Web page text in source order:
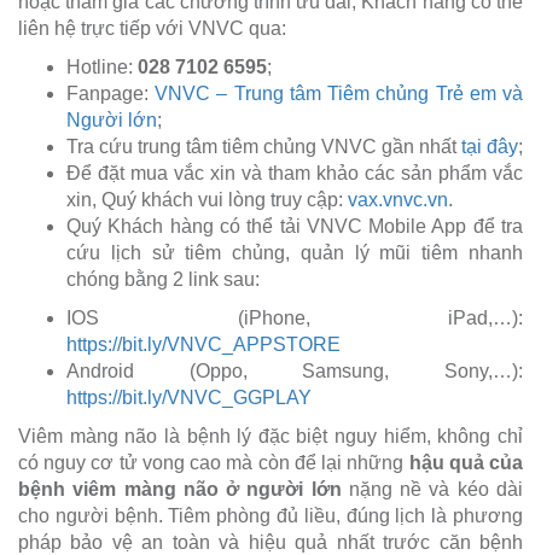
liên hệ trực tiếp với VNVC qua:
Hotline: 028 7102 6595;
Fanpage:VNVC – Trung tâm Tiêm chủng Trẻ em và
Người lớn;
Tra cứu trung tâm tiêm chủng VNVC gần nhấttại đây;
Để đặt mua vắc xin và tham khảo các sản phẩm vắc
xin, Quý khách vui lòng truy cập: vax.vnvc.vn.
Quý Khách hàng có thể tải VNVC Mobile App để tra
cứu lịch sử tiêm chủng, quản lý mũi tiêm nhanh
chóng bằng 2 link sau:
IOS (iPhone, iPad,…):
https://bit.ly/VNVC_APPSTORE
Android (Oppo, Samsung, Sony,…):
https://bit.ly/VNVC_GGPLAY
Viêm màng não là bệnh lý đặc biệt nguy hiểm, không chỉ
có nguy cơ tử vong cao mà còn để lại những hậu quả của
bệnh viêm màng não ở người lớn nặng nề và kéo dài
cho người bệnh. Tiêm phòng đủ liều, đúng lịch là phương
pháp bảo vệ an toàn và hiệu quả nhất trước căn bệnh